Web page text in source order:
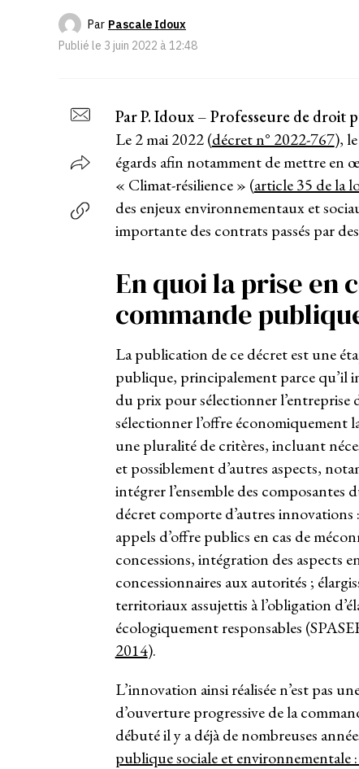
Par Pascale Idoux
Publié le 3 juin 2022 à 12:48
Par P. Idoux – Professeure de droit
Le 2 mai 2022 (décret n° 2022-767),
égards afin notamment de mettre en
« Climat-résilience » (article 35 de la
des enjeux environnementaux et
importante des contrats passés par
En quoi la prise en
commande
La publication de ce décret est une
publique, principalement parce qu’il
du prix pour sélectionner l’entreprise
sélectionner l’offre économiquement
une pluralité de critères, incluant
et possiblement d’autres aspects,
intégrer l’ensemble des
décret comporte d’autres
appels d’offre publics en cas de
concessions, intégration des aspects
concessionnaires aux autorités ;
territoriaux assujettis à l’obligation
écologiquement responsables
2014).
L’innovation ainsi réalisée n’est pas
d’ouverture progressive de la
débuté il y a déjà de nombreuses
publique sociale et environnementale